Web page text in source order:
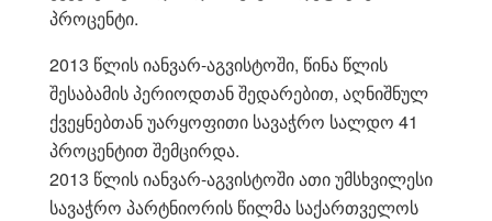
პროცენტი.
2013 წლის იანვარ-აგვისტოში, წინა წლის
შესაბამის პერიოდთან შედარებით, აღნიშნულ
ქვეყნებთან უარყოფითი სავაჭრო სალდო 41
პროცენტით შემცირდა.
2013 წლის იანვარ-აგვისტოში ათი უმსხვილესი
სავაჭრო პარტნიორის წილმა საქართველოს